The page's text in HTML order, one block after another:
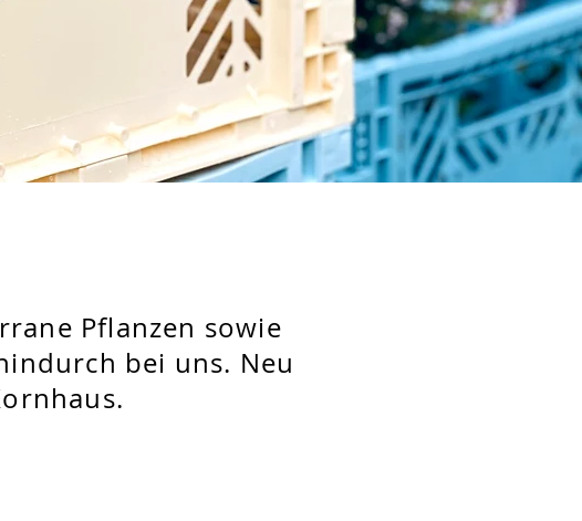
Pflanzen sowie
bei uns. Neu